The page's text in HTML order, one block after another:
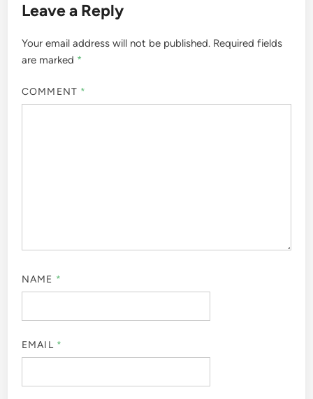
Leave a Reply
Your email address will not be published. Required fields
are marked *
COMMENT *
NAME *
EMAIL *